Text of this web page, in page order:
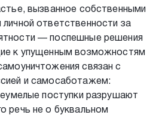
вызванное собственными
ответственности за
— поспешные решения
к упущенным возможностям
связан с
и самосаботажем:
поступки разрушают
речь не о буквальном